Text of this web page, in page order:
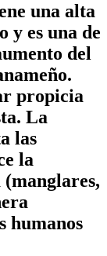
una alta
y es una de
del
propicia
La
las
la
humanos